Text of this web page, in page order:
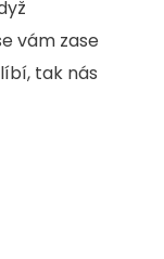
vám zase
tak nás